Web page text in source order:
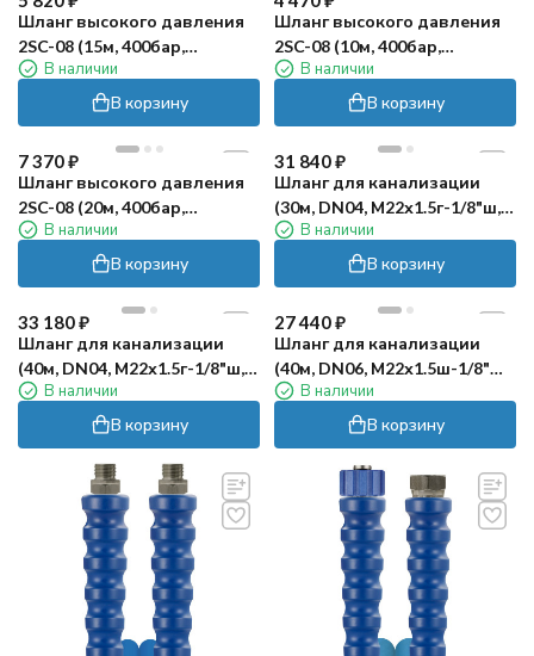
Шланг высокого давления
2SC-08 (15м, 400бар,
М22х1.5г-г) RC
В наличии
В корзину
Шланг высокого давления
2SC-08 (10м, 400бар,
М22х1.5г-г) RC
В наличии
В корзину
7 370₽
Шланг высокого давления
2SC-08 (20м, 400бар,
М22х1.5г-г) RC
В наличии
В корзину
31 840₽
Шланг для канализации
(30м, DN04, М22х1.5г-1/8"ш,
300бар) R+M
В наличии
В корзину
33 180₽
Шланг для канализации
(40м, DN04, М22х1.5г-1/8"ш,
300бар) R+M
В наличии
В корзину
27 440₽
Шланг для канализации
(40м, DN06, М22х1.5ш-1/8"ш,
300бар) R+M
В наличии
В корзину